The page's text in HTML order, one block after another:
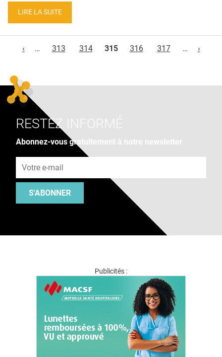
LIRE LA SUITE
‹
… 313 314 315 316 317 … ›
RESTEZ INFORMÉ
Abonnez-vous gratuitement à notre newsletter
S'ABONNER
Publicités :